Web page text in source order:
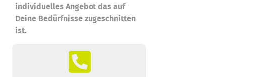
individuelles Angebot das auf
Deine Bedürfnisse zugeschnitten
ist.